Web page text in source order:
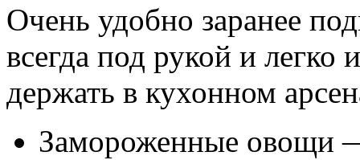
Очень удобно заранее
всегда под рукой и легко
держать в кухонном
Замороженные овощи